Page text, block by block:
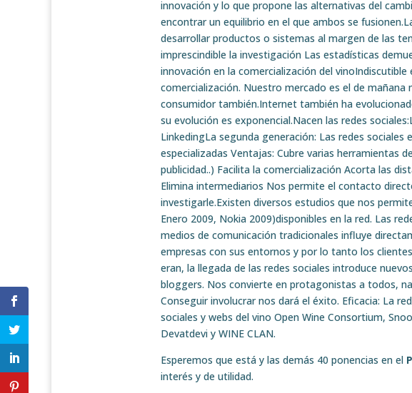
innovación y lo que propone las alternativas del
encontrar un equilibrio en el que ambos se
desarrollar productos o sistemas al margen de las
imprescindible la investigación Las estadísticas
innovación en la comercialización del
comercialización. Nuestro mercado es el de
consumidor también.Internet también ha
su evolución es exponencial.Nacen las redes
LinkedingLa segunda generación: Las redes sociales
especializadas Ventajas: Cubre varias herramientas
publicidad..) Facilita la comercialización Acorta las
Elimina intermediarios Nos permite el contacto
investigarle.Existen diversos estudios que nos
Enero 2009, Nokia 2009)disponibles en la red. Las
medios de comunicación tradicionales influye
empresas con sus entornos y por lo tanto los
eran, la llegada de las redes sociales introduce
bloggers. Nos convierte en protagonistas a todos,
Conseguir involucrar nos dará el éxito. Eficacia: La
sociales y webs del vino Open Wine Consortium,
Devatdevi y WINE CLAN.
Esperemos que está y las demás 40 ponencias en el
interés y de utilidad.